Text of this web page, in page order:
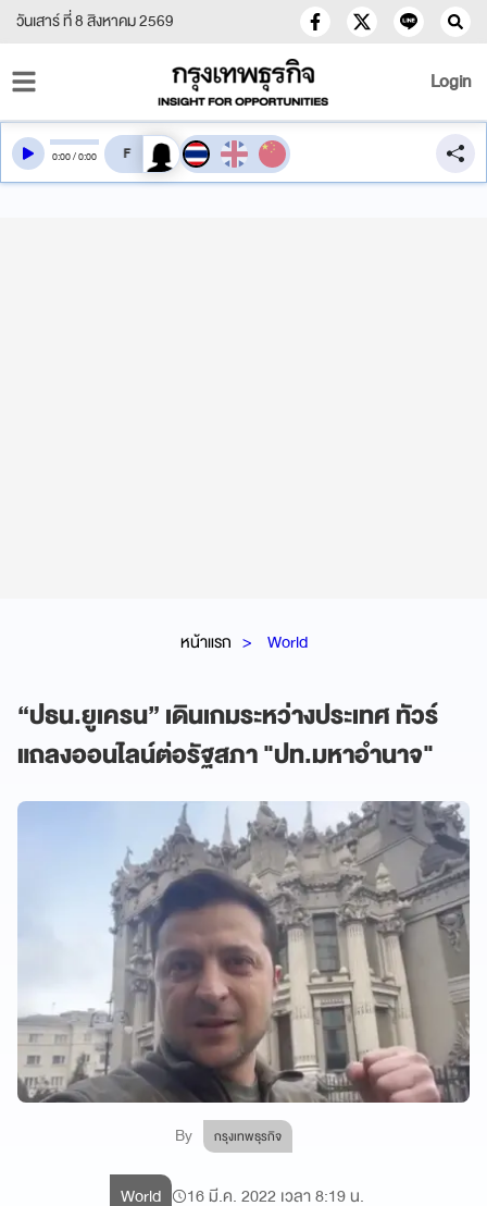
วันเสาร์ ที่ 8 สิงหาคม 2569
Login
หน้าแรก World
“ปธน.ยูเครน” เดินเกมระหว่างประเทศ ทัวร์
แถลงออนไลน์ต่อรัฐสภา "ปท.มหาอำนาจ"
By กรุงเทพธุรกิจ
0:00/0:00 สลับเสียงอ่าน
World 16 มี.ค. 2022 เวลา 8:19 น.